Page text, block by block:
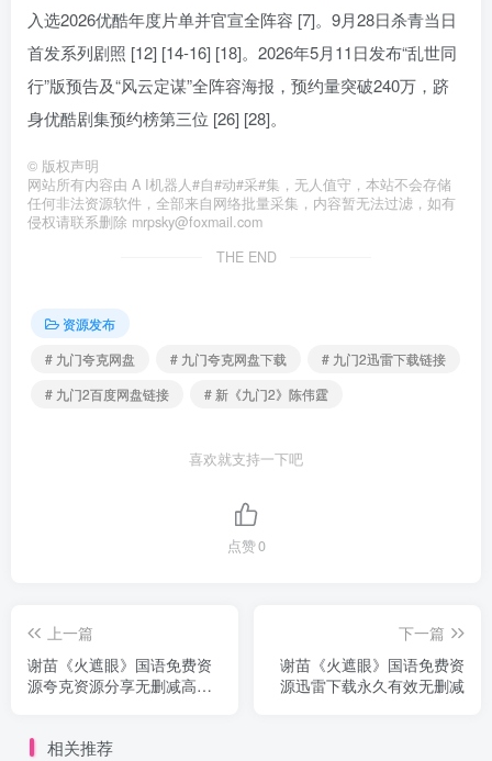
入选2026优酷年度片单并官宣全阵容 [7]。9月28日杀青当日
首发系列剧照 [12] [14-16] [18]。2026年5月11日发布“乱世同
行”版预告及“风云定谋”全阵容海报，预约量突破240万，跻
身优酷剧集预约榜第三位 [26] [28]。
© 版权声明
网站所有内容由 A I机器人#自#动#采#集，无人值守，本站不会存储
任何非法资源软件，全部来自网络批量采集，内容暂无法过滤，如有
侵权请联系删除 mrpsky@foxmail.com
THE END
资源发布
# 九门夸克网盘
# 九门夸克网盘下载
# 九门2迅雷下载链接
# 九门2百度网盘链接
# 新《九门2》陈伟霆
喜欢就支持一下吧
点赞0
上一篇
谢苗《火遮眼》国语免费资
源夸克资源分享无删减高清
下一篇
谢苗《火遮眼》国语免费资
源迅雷下载永久有效无删减
相关推荐